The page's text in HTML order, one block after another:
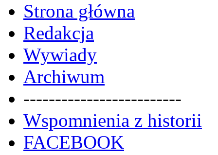
Strona główna
Redakcja
Wywiady
Archiwum
-------------------------
Wspomnienia z historii
FACEBOOK